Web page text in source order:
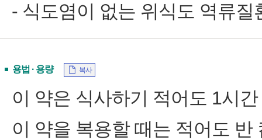
‑ 식도염이 없는 위식도 역류
용법 · 용량 복사
이 약은 식사하기 적어도 1시
이 약을 복용할 때는 적어도